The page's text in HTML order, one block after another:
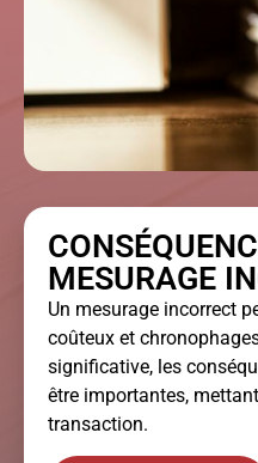
MESURAGE
Un mesurage incorrect
coûteux et
significative, les
être importantes,
transaction.